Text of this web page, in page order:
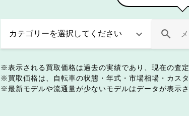
表示される買取価格は過去の実績であり、現在の査
買取価格は、自転車の状態・年式・市場相場・カス
最新モデルや流通量が少ないモデルはデータが表示